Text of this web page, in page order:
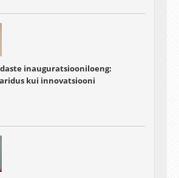
inauguratsiooniloeng:
kui innovatsiooni